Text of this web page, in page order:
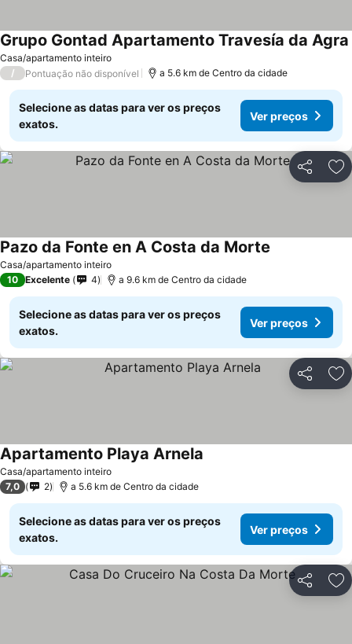
Casa/apartamento inteiro
Grupo Gontad Apartamento Travesía da Agra
/ Pontuação não disponível a 5.6 km de Centro da cidade
Selecione as datas para ver os preços
exatos.
Ver preços
Partilhar
Casa/apartamento inteiro
Pazo da Fonte en A Costa da Morte
10 Excelente 4 a 9.6 km de Centro da cidade
Selecione as datas para ver os preços
exatos.
Ver preços
Partilhar
Casa/apartamento inteiro
Apartamento Playa Arnela
7,0 2 a 5.6 km de Centro da cidade
Selecione as datas para ver os preços
exatos.
Ver preços
Partilhar